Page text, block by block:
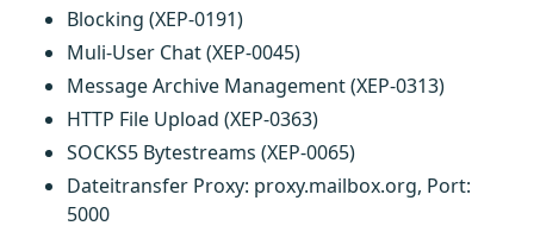
Blocking (XEP-0191)
Muli-User Chat (XEP-0045)
Message Archive Management (XEP-0313)
HTTP File Upload (XEP-0363)
SOCKS5 Bytestreams (XEP-0065)
Dateitransfer Proxy: proxy.mailbox.org, Port:
5000